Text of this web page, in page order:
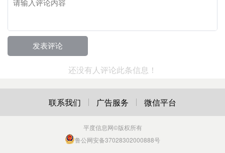
还没有人评论此条信息！
联系我们 广告服务 微信平台
平度信息网©版权所有
鲁公网安备37028302000888号